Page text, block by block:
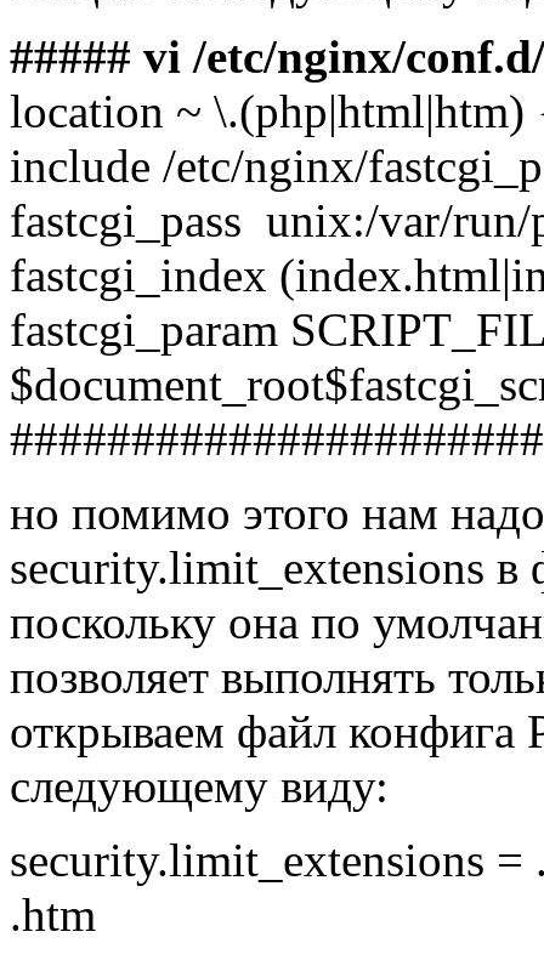
##### vi /etc/nginx/
location ~ \.(php|html|htm)
include /etc/nginx/
fastcgi_pass unix:/var/
fastcgi_index
fastcgi_param
но помимо этого нам
security.limit_extensions
поскольку она по
позволяет выполнять
открываем файл конфига
следующему виду:
security.limit_extensions
.htm